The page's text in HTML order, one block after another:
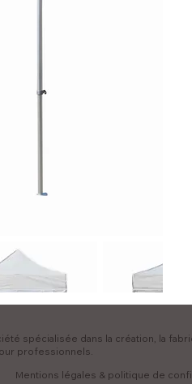
spécialisée dans la création, la
professionnels.
Mentions légales & politique de